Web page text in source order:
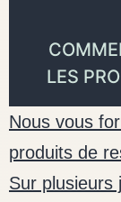
LES
Nous vous
produits de
Sur plusieurs